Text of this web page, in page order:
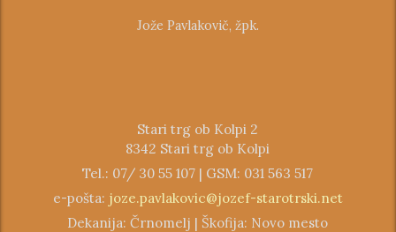
Jože Pavlakovič, žpk.
Stari trg ob Kolpi 2
8342 Stari trg ob Kolpi
Tel.: 07/ 30 55 107 | GSM: 031 563 517
e-pošta: joze.pavlakovic@jozef-starotrski.net
Dekanija: Črnomelj | Škofija: Novo mesto